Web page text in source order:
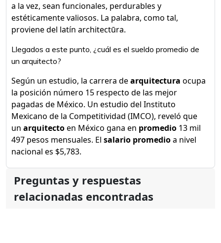
a la vez, sean funcionales, perdurables y
estéticamente valiosos. La palabra, como tal,
proviene del latín architectūra.
Llegados a este punto, ¿cuál es el sueldo promedio de
un arquitecto?
Según un estudio, la carrera dearquitectura ocupa
la posición número 15 respecto de las mejor
pagadas de México. Un estudio del Instituto
Mexicano de la Competitividad (IMCO), reveló que
un arquitectoen México gana en promedio 13 mil
497 pesos mensuales. El salario promedioa nivel
nacional es $5,783.
Preguntas y respuestas
relacionadas encontradas